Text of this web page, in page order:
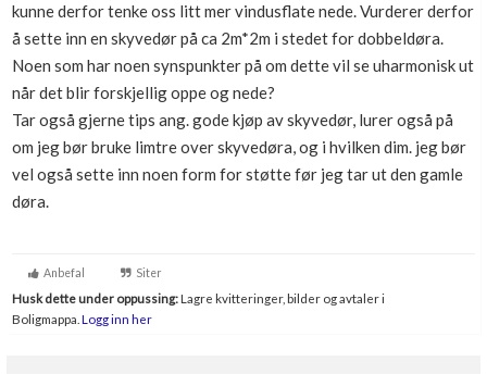
Boligmappa+
Få mer ut av Boligmappa
kunne derfor tenke oss litt mer vindusflate nede. Vurderer derfor
å sette inn en skyvedør på ca 2m*2m i stedet for dobbeldøra.
Noen som har noen synspunkter på om dette vil se uharmonisk ut
når det blir forskjellig oppe og nede?
Tar også gjerne tips ang. gode kjøp av skyvedør, lurer også på
om jeg bør bruke limtre over skyvedøra, og i hvilken dim. jeg bør
vel også sette inn noen form for støtte før jeg tar ut den gamle
døra.
Anbefal Siter
Husk dette under oppussing:Lagre kvitteringer, bilder og avtaler i
Boligmappa. Logg inn her